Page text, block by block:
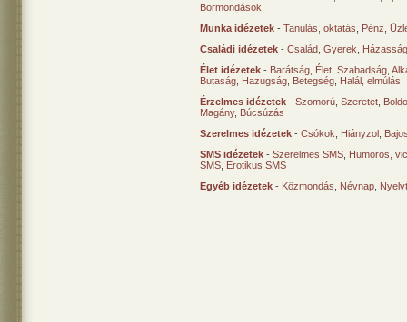
Bormondások
Munka idézetek - Tanulás, oktatás Pénz
Családi idézetek - Család Gyerek
Élet idézetek - Barátság Élet Szabadság
Butaság Hazugság Betegség Halál, elmúlás
Érzelmes idézetek - Szomorú Szeretet
Magány, Búcsúzás
Szerelmes idézetek - Csókok Hiányzol
SMS idézetek - Szerelmes SMS Humoros,
SMS Erotikus SMS
Egyéb idézetek - Közmondás Névnap